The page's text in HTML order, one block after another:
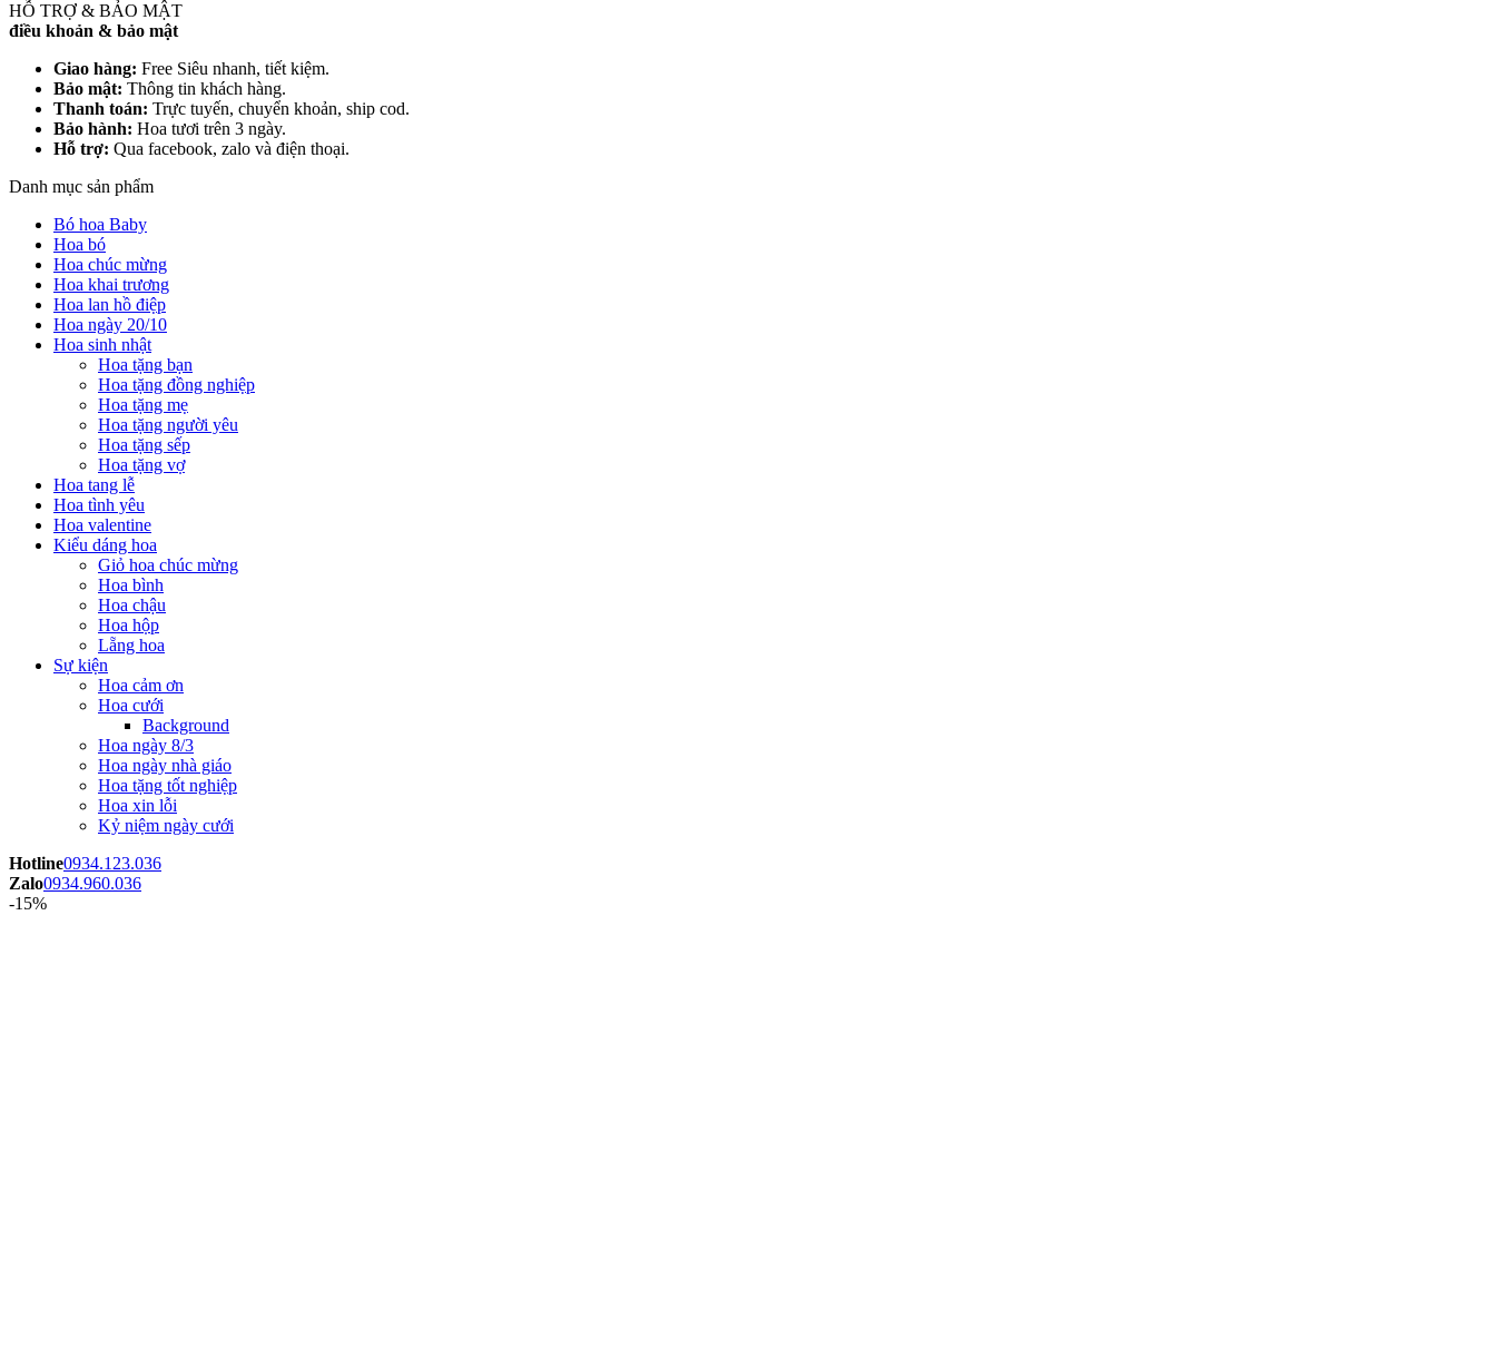
HỖ TRỢ & BẢO MẬT
điều khoản & bảo mật
Giao hàng: Free Siêu nhanh, tiết kiệm.
Bảo mật: Thông tin khách hàng.
Thanh toán: Trực tuyến, chuyển khoản, ship cod.
Bảo hành: Hoa tươi trên 3 ngày.
Hỗ trợ: Qua facebook, zalo và điện thoại.
Danh mục sản phẩm
Bó hoa Baby
Hoa bó
Hoa chúc mừng
Hoa khai trương
Hoa lan hồ điệp
Hoa ngày 20/10
Hoa sinh nhật
Hoa tặng bạn
Hoa tặng đồng nghiệp
Hoa tặng mẹ
Hoa tặng người yêu
Hoa tặng sếp
Hoa tặng vợ
Hoa tang lễ
Hoa tình yêu
Hoa valentine
Kiểu dáng hoa
Giỏ hoa chúc mừng
Hoa bình
Hoa chậu
Hoa hộp
Lẵng hoa
Sự kiện
Hoa cảm ơn
Hoa cưới
Background
Hoa ngày 8/3
Hoa ngày nhà giáo
Hoa tặng tốt nghiệp
Hoa xin lỗi
Kỷ niệm ngày cưới
Hotline0934.123.036
Zalo0934.960.036
-15%